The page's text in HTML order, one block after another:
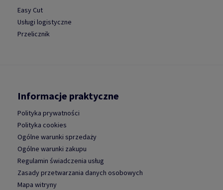
Easy Cut
Usługi logistyczne
Przelicznik
Informacje praktyczne
Polityka prywatności
Polityka cookies
Ogólne warunki sprzedaży
Ogólne warunki zakupu
Regulamin świadczenia usług
Zasady przetwarzania danych osobowych
Mapa witryny